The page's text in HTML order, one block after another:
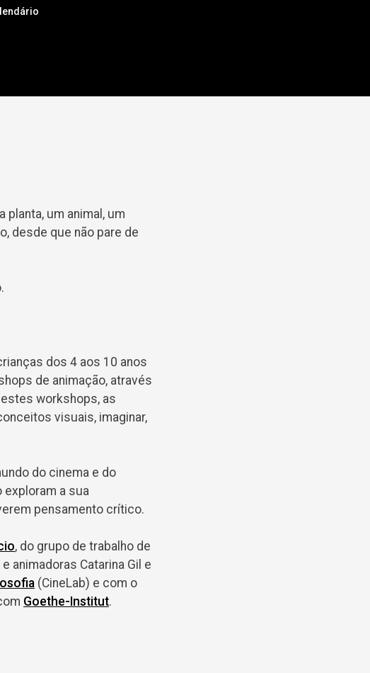
planta, um animal, um
desde que não pare de
dos 4 aos 10 anos
de animação, através
workshops, as
visuais, imaginar,
do cinema e do
exploram a sua
pensamento crítico.
, do grupo de trabalho de
animadoras Catarina Gil e
(CineLab) e com o
Goethe-Institut.